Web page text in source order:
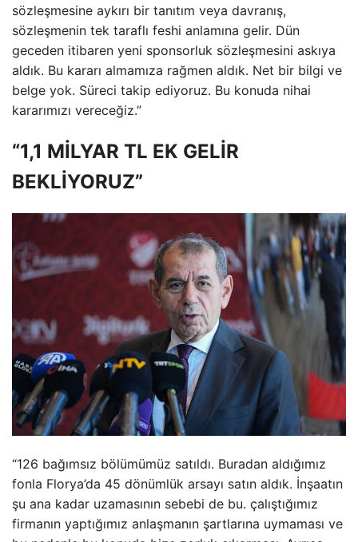
sözleşmesine aykırı bir tanıtım veya davranış,
sözleşmenin tek taraflı feshi anlamına gelir. Dün
geceden itibaren yeni sponsorluk sözleşmesini askıya
aldık. Bu kararı almamıza rağmen aldık. Net bir bilgi ve
belge yok. Süreci takip ediyoruz. Bu konuda nihai
kararımızı vereceğiz.”
“1,1 MİLYAR TL EK GELİR
BEKLİYORUZ”
“126 bağımsız bölümümüz satıldı. Buradan aldığımız
fonla Florya’da 45 dönümlük arsayı satın aldık. İnşaatın
şu ana kadar uzamasının sebebi de bu. çalıştığımız
firmanın yaptığımız anlaşmanın şartlarına uymaması ve